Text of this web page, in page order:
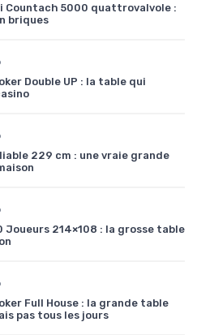
Countach 5000 quattrovalvole :
briques
Double UP : la table qui
229 cm : une vraie grande
Joueurs 214×108 : la grosse table
Full House : la grande table
pas tous les jours